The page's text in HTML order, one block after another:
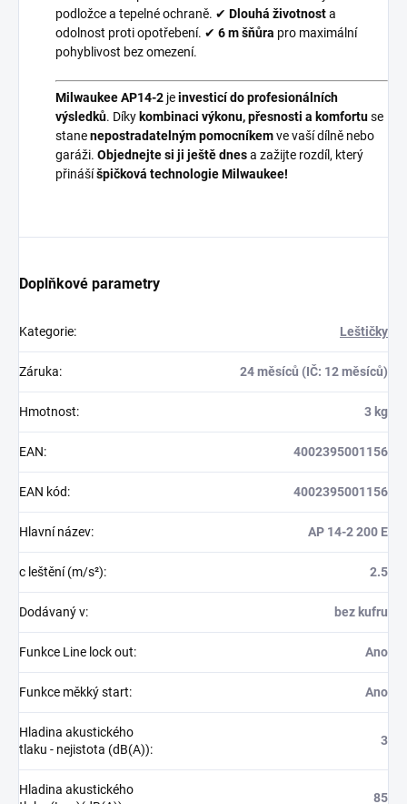
podložce a tepelné ochraně. ✔ Dlouhá životnosta
odolnost proti opotřebení. ✔ 6 m šňůra pro maximální
pohyblivost bez omezení.
Milwaukee AP14-2 jeinvesticí do profesionálních
výsledků. Díkykombinaci výkonu, přesnosti a komfortuse
stanenepostradatelným pomocníkemve vaší dílně nebo
garáži. Objednejte si ji ještě dnesa zažijte rozdíl, který
přinášíšpičková technologie Milwaukee!
Doplňkové parametry
Kategorie: Leštičky
Záruka: 24 měsíců (IČ: 12 měsíců)
Hmotnost: 3 kg
EAN: 4002395001156
EAN kód: 4002395001156
Hlavní název: AP 14-2 200 E
c leštění (m/s²): 2.5
Dodávaný v: bez kufru
Funkce Line lock out: Ano
Funkce měkký start: Ano
Hladina akustického
tlaku - nejistota (dB(A)):
3
Hladina akustického
85